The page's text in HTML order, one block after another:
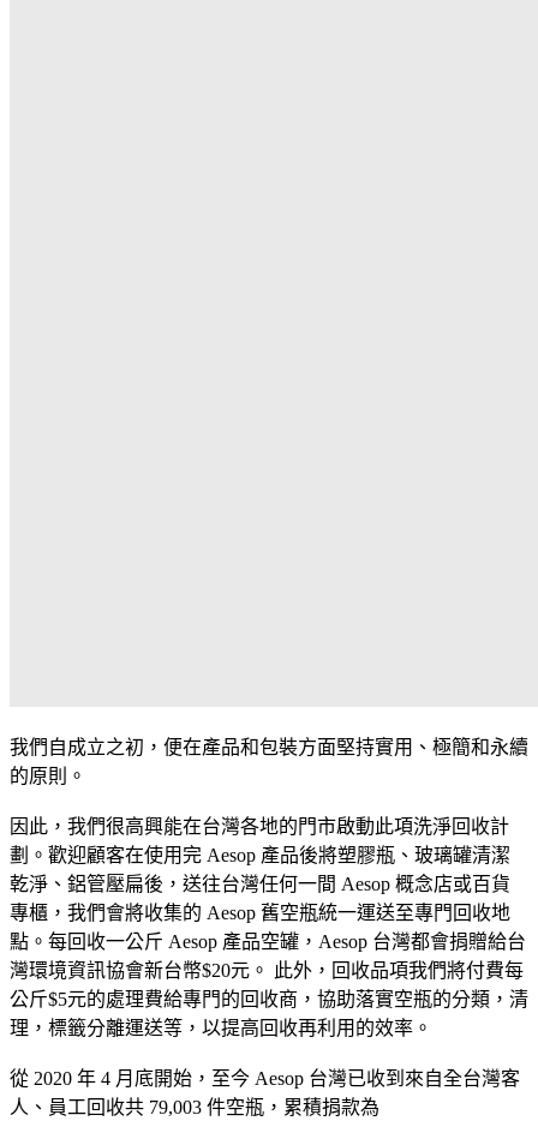
我們自成立之初，便在產品和包裝方面堅持實用、極簡和永續
的原則。
因此，我們很高興能在台灣各地的門市啟動此項洗淨回收計
劃。歡迎顧客在使用完 Aesop 產品後將塑膠瓶、玻璃罐清潔
乾淨、鋁管壓扁後，送往台灣任何一間 Aesop 概念店或百貨
專櫃，我們會將收集的 Aesop 舊空瓶統一運送至專門回收地
點。每回收一公斤 Aesop 產品空罐，Aesop 台灣都會捐贈給台
灣環境資訊協會新台幣$20元。 此外，回收品項我們將付費每
公斤$5元的處理費給專門的回收商，協助落實空瓶的分類，清
理，標籤分離運送等，以提高回收再利用的效率。
從 2020 年 4 月底開始，至今 Aesop 台灣已收到來自全台灣客
人、員工回收共 79,003 件空瓶，累積捐款為